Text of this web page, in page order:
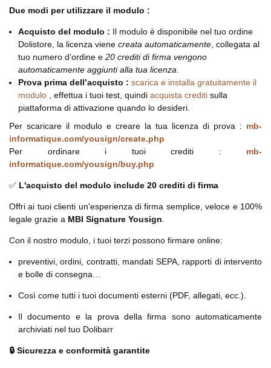
Due modi per utilizzare il modulo :
Acquisto del modulo : Il modulo è disponibile nel tuo ordine
Dolistore, la licenza viene creata automaticamente , collegata al
tuo numero d’ordine e 20 crediti di firma vengono
automaticamente aggiunti alla tua licenza
Prova prima dell’acquisto : scarica e installa gratuitamente il
modulo , effettua i tuoi test, quindi acquista crediti sulla
piattaforma di attivazione quando lo desideri.
Per scaricare il modulo e creare la tua licenza di prova : mb-
informatique.com/yousign/create.php
Per ordinare i tuoi crediti : mb-
informatique.com/yousign/buy.php
✅ L'acquisto del modulo include 20 crediti di firma
Offri ai tuoi clienti un'esperienza di firma semplice, veloce e 100%
legale grazie a MBI Signature Yousign
Con il nostro modulo, i tuoi terzi possono firmare online:
preventivi, ordini, contratti, mandati SEPA, rapporti di intervento
e bolle di consegna…
Così come tutti i tuoi documenti esterni (PDF, allegati, ecc.).
Il documento e la prova della firma sono automaticamente
archiviati nel tuo Dolibarr
🔒 Sicurezza e conformità garantite